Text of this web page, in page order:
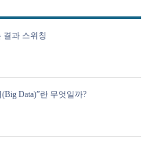
결과 스위칭
Data)”란 무엇일까?